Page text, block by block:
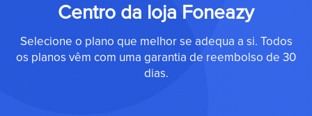
Centro da loja Foneazy
Selecione o plano que melhor se adequa a si. Todos
os planos vêm com uma garantia de reembolso de 30
dias.